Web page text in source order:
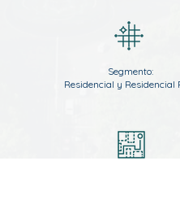
Segmento:
Residencial y Residencial